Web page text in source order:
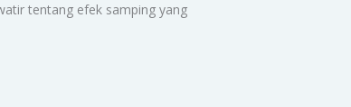
tentang efek samping yang